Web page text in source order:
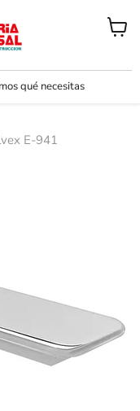
qué necesitas
Ver
E-941